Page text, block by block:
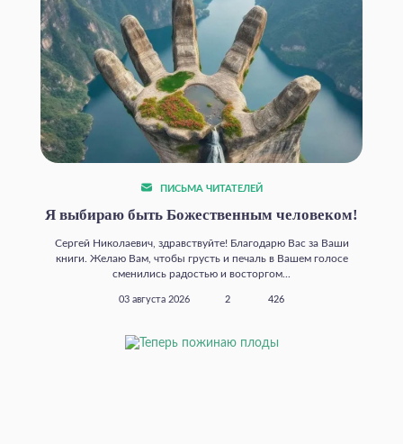
ПИСЬМА ЧИТАТЕЛЕЙ
Я выбираю быть Божественным человеком!
Сергей Николаевич, здравствуйте! Благодарю Вас за Ваши
книги. Желаю Вам, чтобы грусть и печаль в Вашем голосе
сменились радостью и восторгом...
03 августа 2026 2 426